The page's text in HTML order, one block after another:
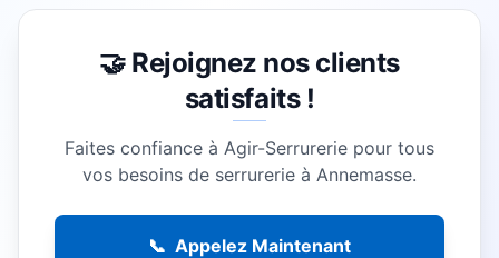
🤝 Rejoignez nos clients
satisfaits !
Faites confiance à Agir-Serrurerie pour tous
vos besoins de serrurerie à Annemasse.
📞 Appelez Maintenant